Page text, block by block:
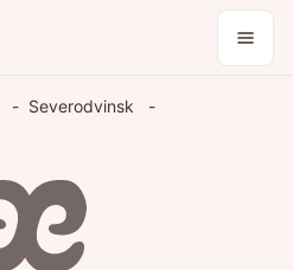
Severodvinsk